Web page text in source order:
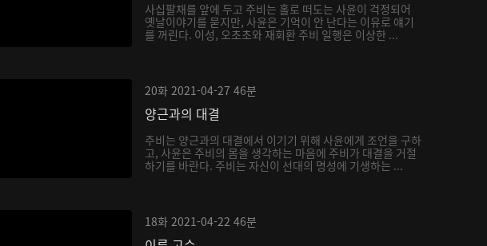
사십팔채를 앞에 두고 주비는 홀로 떠도는 사윤이 걱정되어
옛날이야기를 묻지만, 사윤은 기억이 안 난다는 이유로 얘기
를 꺼린다. 이성, 오초초와 재회환 주비 일행은 이상한 ...
20화 2021-04-27 46분
양근과의 대결
주비는 양근과의 대결에서 이기기 위해 사윤에게 조언을 구하
고, 사윤은 주비의 몸을 생각하는 마음에 주비가 대결을 거절
하기를 바란다. 주비는 자신이 선대의 명성에 기생하는 ...
18화 2021-04-22 46분